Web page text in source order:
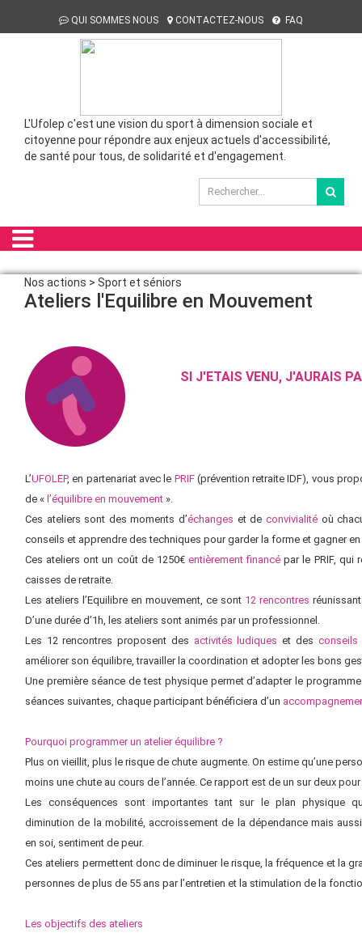
QUI SOMMES NOUS CONTACTEZ-NOUS FAQ
L'Ufolep c'est une vision du sport à dimension sociale et
citoyenne pour répondre aux enjeux actuels d'accessibilité,
de santé pour tous, de solidarité et d'engagement.
Nos actions > Sport et séniors
Ateliers l'Equilibre en Mouvement
SI J'ETAIS VENU, J'AURAIS
L’UFOLEP, en partenariat avec le PRIF(prévention retraite IDF), vous
de « l’équilibre en mouvement ».
Ces ateliers sont des moments d’échanges et de convivialitéoù
conseils et apprendre des techniques pour garder la forme et gagner
Ces ateliers ont un coût de 1250€ entièrement financé par le PRIF, qui
caisses de retraite.
Les ateliers l’Equilibre en mouvement, ce sont 12 rencontres
D’une durée d’1h, les ateliers sont animés par un professionnel.
Les 12 rencontres proposent des activités ludiques et des conseils
améliorer son équilibre, travailler la coordination et adopter les bons
Une première séance de test physique permet d’adapter le
séances suivantes, chaque participant bénéficiera d’un
Pourquoi programmer un atelier équilibre ?
Plus on vieillit, plus le risque de chute augmente. On estime qu’une
moins une chute au cours de l’année. Ce rapport est de un sur deux
Les conséquences sont importantes tant sur le plan physique
diminution de la mobilité, accroissement de la dépendance mais
en soi, sentiment de peur.
Ces ateliers permettent donc de diminuer le risque, la fréquence et la
personnes de plus de 55 ans par l’entretien et la stimulation de la
Les objectifs des ateliers